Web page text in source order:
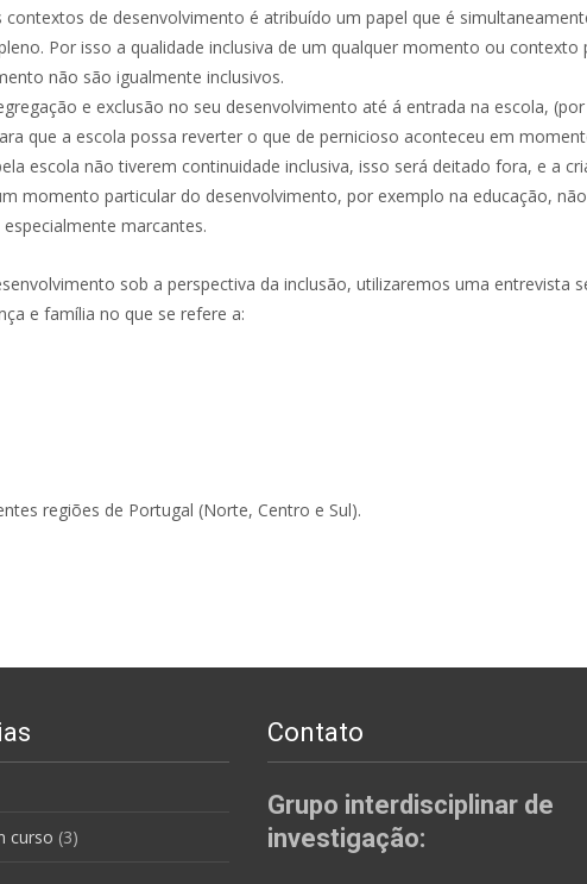
de desenvolvimento é atribuído um papel que é
Por isso a qualidade inclusiva de um qualquer momento ou
não são igualmente inclusivos.
e exclusão no seu desenvolvimento até á entrada na escola,
que a escola possa reverter o que de pernicioso aconteceu em
escola não tiverem continuidade inclusiva, isso será deitado fora, e a
momento particular do desenvolvimento, por exemplo na educação,
marcantes.
sob a perspectiva da inclusão, utilizaremos uma entrevista
e família no que se refere a:
regiões de Portugal (Norte, Centro e Sul).
curso (3)
Contato
Grupo interdisciplinar de
investigação: